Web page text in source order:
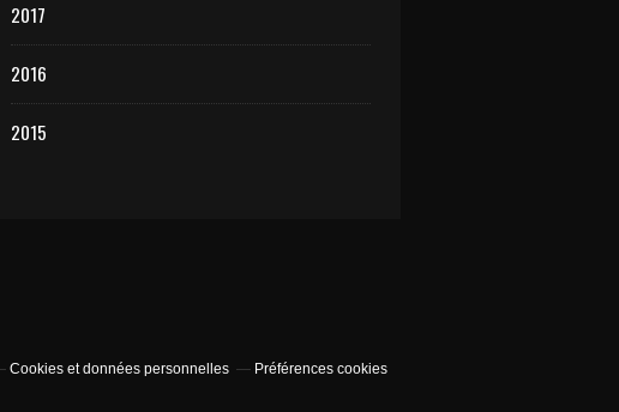
2017
2016
2015
Cookies et données personnelles Préférences cookies